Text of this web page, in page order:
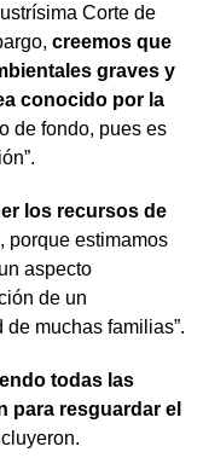
Corte de
creemos que
graves y
conocido por la
de fondo, pues es
los recursos de
, porque estimamos
aspecto
de un
muchas familias”.
todas las
para resguardar el